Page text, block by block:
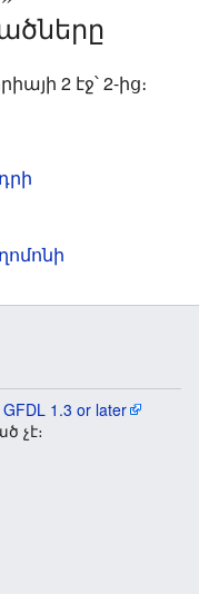
2 էջ՝ 2-ից։
GFDL 1.3 or later
չէ։